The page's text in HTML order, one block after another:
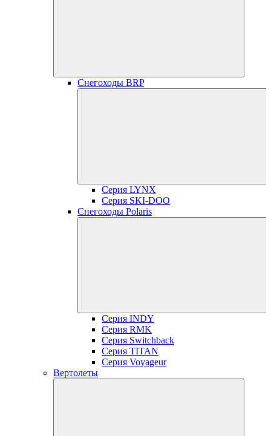
Снегоходы BRP
Серия LYNX
Серия SKI-DOO
Снегоходы Polaris
Серия INDY
Серия RMK
Серия Switchback
Серия TITAN
Серия Voyageur
Вертолеты